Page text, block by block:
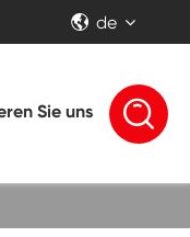
 de
Sie uns 